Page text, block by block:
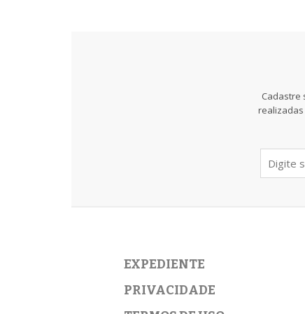
Cadastre
realizadas
EXPEDIENTE
PRIVACIDADE